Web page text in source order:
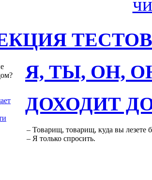
ТЕСТОВ
Я, ТЫ, ОН,
ДОХОДИТ
– Товарищ, товарищ, куда вы лезете
– Я только спросить.